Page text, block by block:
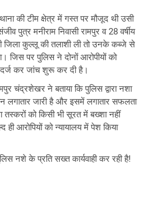
की टीम क्षेत्र में गस्त पर मौजूद थी उसी
पुत्र मनीराम निवासी रामपुर व 28 वर्षीय
जिला कुल्लू की तलाशी ली तो उनके कब्जे से
जिस पर पुलिस ने दोनों आरोपीयों को
कर जांच शुरू कर दी है।
चंद्रशेखर ने बताया कि पुलिस द्वारा नशा
लगातार जारी है और इसमें लगातार सफलता
तस्करों को किसी भी सूरत में बख्शा नहीं
ही आरोपियों को न्यायालय में पेश किया
नशे के प्रति सख्त कार्यवाही कर रही है!